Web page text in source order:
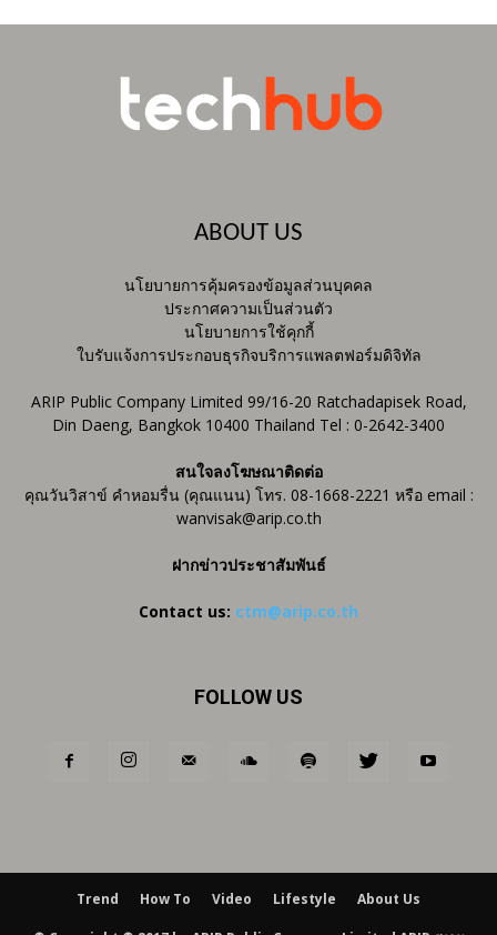
ABOUT US
นโยบายการคุ้มครองข้อมูลส่วนบุคคล
ประกาศความเป็นส่วนตัว
นโยบายการใช้คุกกี้
ใบรับแจ้งการประกอบธุรกิจบริการแพลตฟอร์มดิจิทัล
ARIP Public Company Limited 99/16-20 Ratchadapisek Road,
Din Daeng, Bangkok 10400 Thailand Tel : 0-2642-3400
สนใจลงโฆษณาติดต่อ
คุณวันวิสาข์ คำหอมรื่น (คุณแนน) โทร. 08-1668-2221 หรือ email :
wanvisak@arip.co.th
ฝากข่าวประชาสัมพันธ์
Contact us: ctm@arip.co.th
FOLLOW US
Trend How To Video Lifestyle About Us